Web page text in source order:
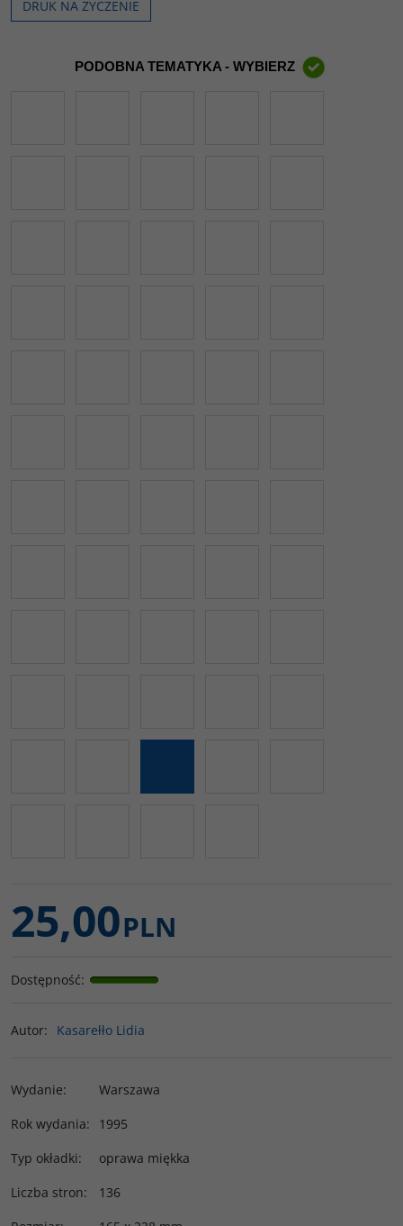
DRUK NA ŻYCZENIE
PODOBNA TEMATYKA - WYBIERZ
25,00PLN
Dostępność:
Autor: Kasarełło Lidia
Wydanie:
Warszawa
Rok wydania:
1995
Typ okładki:
oprawa miękka
Liczba stron:
136